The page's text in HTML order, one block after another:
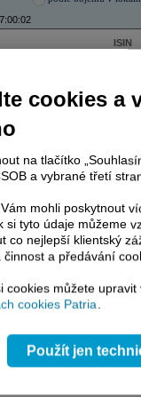
ISIN
- vývoj
cookies a
na tlačítko
a vybrané třetí
mohli poskytnout
si tyto údaje můžeme
co nejlepší klientský
činnost a předávání
cookies můžete
cookies Patria.
Použít jen